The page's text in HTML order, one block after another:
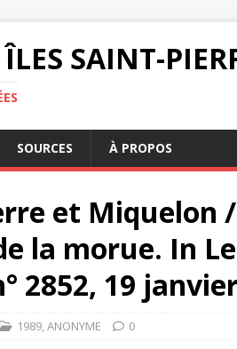
SAINT-
SOURCES À PROPOS
et Miquelon
la morue. In Le
2852, 19
1989,ANONYME 0